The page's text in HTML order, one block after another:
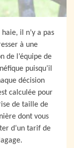
il n’y a pas
à une
de l’équipe de
puisqu’il
décision
calculée pour
de taille de
dont vous
d’un tarif de